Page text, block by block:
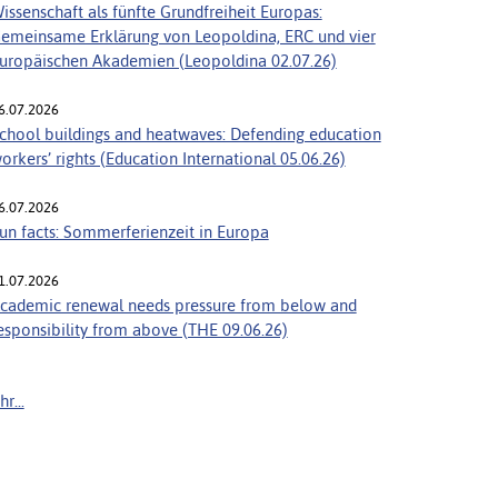
als fünfte Grundfreiheit Europas:
Erklärung von Leopoldina, ERC und vier
Akademien (Leopoldina 02.07.26)
buildings and heatwaves: Defending education
rights (Education International 05.06.26)
facts: Sommerferienzeit in Europa
renewal needs pressure from below and
from above (THE 09.06.26)